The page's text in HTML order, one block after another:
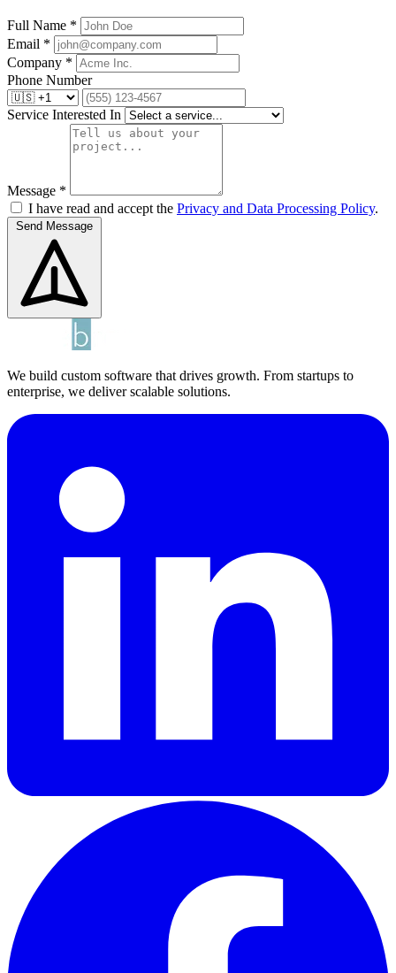
Full Name *
Email *
Company *
Phone Number
Service Interested In
Message *
I have read and accept the Privacy and Data Processing Policy.
We build custom software that drives growth. From startups to
enterprise, we deliver scalable solutions.